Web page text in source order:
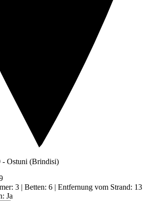
- Ostuni (Brindisi)
: 3 | Betten: 6 | Entfernung vom Strand: 13
: Ja